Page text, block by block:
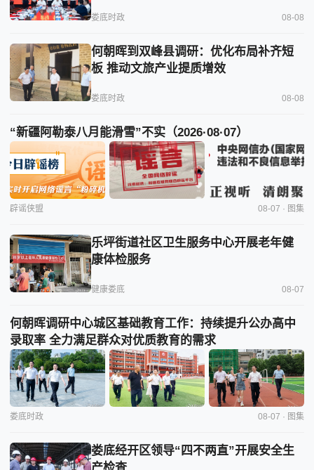
娄底时政 08-08
何朝晖到双峰县调研：优化布局补齐短
板 推动文旅产业提质增效
娄底时政 08-08
“新疆阿勒泰八月能滑雪”不实（2026·08·07）
辟谣侠盟 08-07 · 图集
乐坪街道社区卫生服务中心开展老年健
康体检服务
健康娄底 08-07
何朝晖调研中心城区基础教育工作：持续提升公办高中
录取率 全力满足群众对优质教育的需求
娄底时政 08-07 · 图集
娄底经开区领导“四不两直”开展安全生